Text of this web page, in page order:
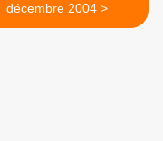
décembre 2004 >